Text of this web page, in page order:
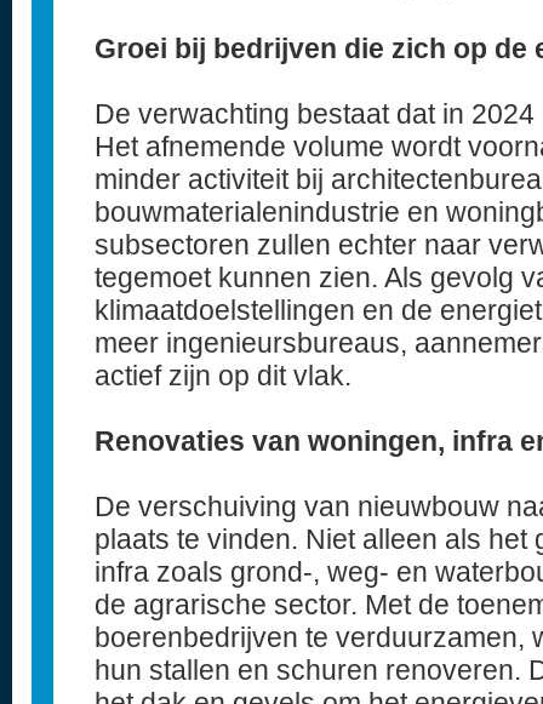
Groei bij bedrijven die zich op
De verwachting bestaat dat in
Het afnemende volume wordt
minder activiteit bij
bouwmaterialenindustrie en
subsectoren zullen echter naar
tegemoet kunnen zien. Als gevolg
klimaatdoelstellingen en de
meer ingenieursbureaus,
actief zijn op dit vlak.
Renovaties van woningen, infra
De verschuiving van nieuwbouw
plaats te vinden. Niet alleen als het
infra zoals grond-, weg- en
de agrarische sector. Met de
boerenbedrijven te verduurzamen,
hun stallen en schuren renoveren.